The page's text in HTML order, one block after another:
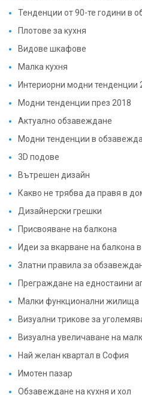
Тенденции от 90-те години в
Плотове за кухня
Видове шкафове
Малка кухня
Интериорни модни тенденции
Модни тенденции през 2018
Актуално обзавеждане
Модни тенденции в
3D подове
Вътрешен дизайн
Какво не трябва да правя в
Дизайнерски грешки
Присвояване на балкона
Идеи за вкарване на балкона
Златни правила за
Преграждане на едностаини
Малки функционални жилища
Визуални трикове за
Визуална увеличаване на
Най желан квартал в София
Имотен пазар
Обзавеждане на кухня и хол